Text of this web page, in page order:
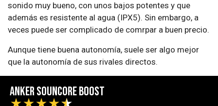
sonido muy bueno, con unos bajos potentes y que
además es resistente al agua (IPX5). Sin embargo, a
veces puede ser complicado de comrpar a buen precio.
Aunque tiene buena autonomía, suele ser algo mejor
que la autonomía de sus rivales directos.
Anker SounCore Boost